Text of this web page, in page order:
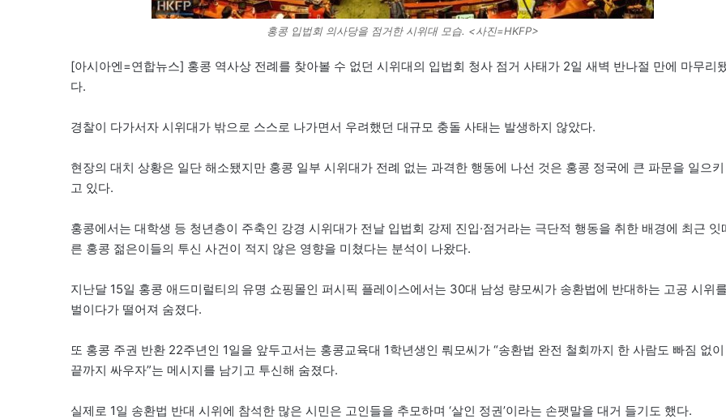
홍콩 입법회 의사당을 점거한 시위대 모습. <사진=HKFP>
[아시아엔=연합뉴스] 홍콩 역사상 전례를 찾아볼 수 없던 시위대의 입법회 청사 점거 사태가 2일 새벽 반나절 만에 마무리
다.
경찰이 다가서자 시위대가 밖으로 스스로 나가면서 우려했던 대규모 충돌 사태는 발생하지 않았다.
현장의 대치 상황은 일단 해소됐지만 홍콩 일부 시위대가 전례 없는 과격한 행동에 나선 것은 홍콩 정국에 큰 파문을 일으키
고 있다.
홍콩에서는 대학생 등 청년층이 주축인 강경 시위대가 전날 입법회 강제 진입·점거라는 극단적 행동을 취한 배경에 최근 잇
른 홍콩 젊은이들의 투신 사건이 적지 않은 영향을 미쳤다는 분석이 나왔다.
지난달 15일 홍콩 애드미럴티의 유명 쇼핑몰인 퍼시픽 플레이스에서는 30대 남성 량모씨가 송환법에 반대하는 고공 시위를
벌이다가 떨어져 숨졌다.
또 홍콩 주권 반환 22주년인 1일을 앞두고서는 홍콩교육대 1학년생인 뤄모씨가 “송환법 완전 철회까지 한 사람도 빠짐 없이
끝까지 싸우자”는 메시지를 남기고 투신해 숨졌다.
실제로 1일 송환법 반대 시위에 참석한 많은 시민은 고인들을 추모하며 ‘살인 정권’이라는 손팻말을 대거 들기도 했다.